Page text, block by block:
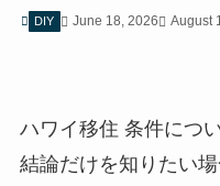
DIY June 18, 2026 August
ハワイ移住 条件につ
結論だけを知りたい